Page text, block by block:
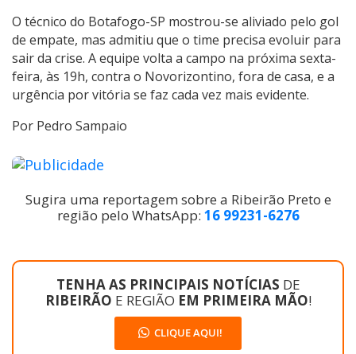
O técnico do Botafogo-SP mostrou-se aliviado pelo gol
de empate, mas admitiu que o time precisa evoluir para
sair da crise. A equipe volta a campo na próxima sexta-
feira, às 19h, contra o Novorizontino, fora de casa, e a
urgência por vitória se faz cada vez mais evidente.
Por Pedro Sampaio
Sugira uma reportagem sobre a Ribeirão Preto e
região pelo WhatsApp: 16 99231-6276
TENHA AS PRINCIPAIS NOTÍCIAS DE
RIBEIRÃO E REGIÃO EM PRIMEIRA MÃO!
CLIQUE AQUI!